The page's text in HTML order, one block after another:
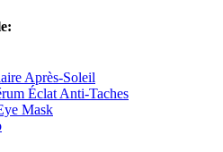
Après-Soleil
Éclat Anti-Taches
Mask